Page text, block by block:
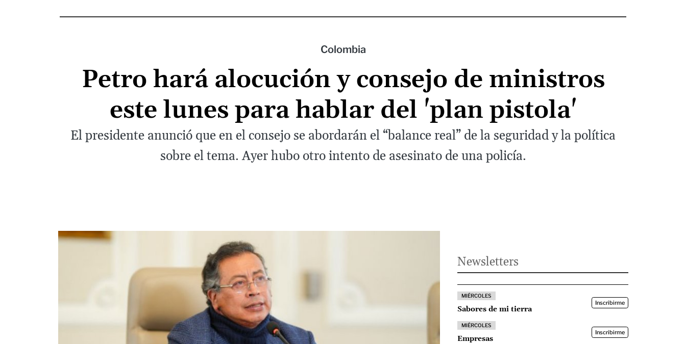
Colombia
Petro hará alocución y consejo de ministros
este lunes para hablar del 'plan pistola'
El presidente anunció que en el consejo se abordarán el “balance real” de la seguridad y la política
sobre el tema. Ayer hubo otro intento de asesinato de una policía.
Newsletters
MIÉRCOLES
Sabores de mi tierra
Inscribirme
MIÉRCOLES
Empresas
Inscribirme